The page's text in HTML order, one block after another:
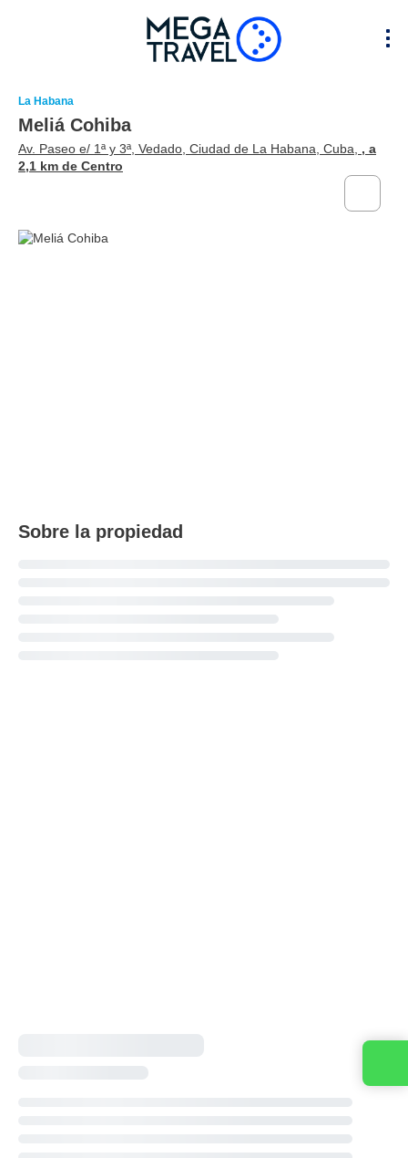
La Habana
Meliá Cohiba
Av. Paseo e/ 1ª y 3ª, Vedado, Ciudad de La Habana, Cuba, , a
2,1 km de Centro
Sobre la propiedad